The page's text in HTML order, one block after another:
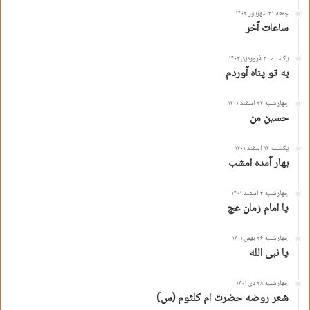
جمعه ۳۱ شهریور ۱۴۰۲
ساعات آخر
یکشنبه ۲۰ فروردین ۱۴۰۲
به تو پناه آوردم
چهارشنبه ۲۴ اسفند ۱۴۰۱
حسین من
یکشنبه ۱۴ اسفند ۱۴۰۱
بهار آمده امشب
چهارشنبه ۳ اسفند ۱۴۰۱
یا امام زمان عج
چهارشنبه ۲۶ بهمن ۱۴۰۱
یا نبی الله
چهارشنبه ۲۸ دی ۱۴۰۱
شعر روضه حضرت ام کلثوم (س)